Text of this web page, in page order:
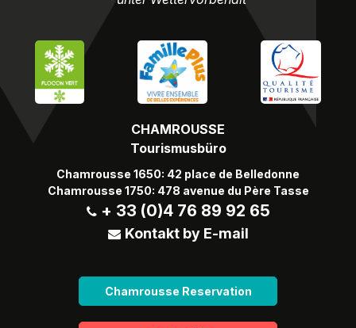
CHAMROUSSE
Tourismusbüro
Chamrousse 1650: 42 place de Belledonne
Chamrousse 1750: 478 avenue du Père Tasse
+ 33 (0)4 76 89 92 65
Kontakt by E-mail
Chamrousse Reservation